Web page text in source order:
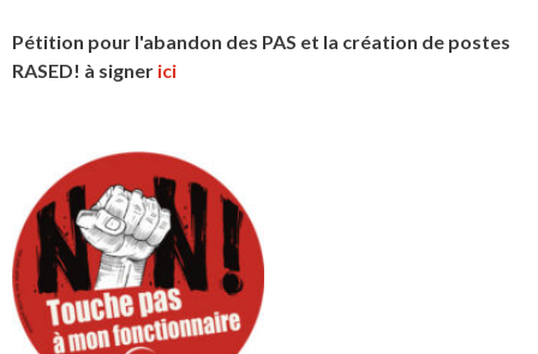
Pétition pour l'abandon des PAS et la création de postes
RASED! à signer ici